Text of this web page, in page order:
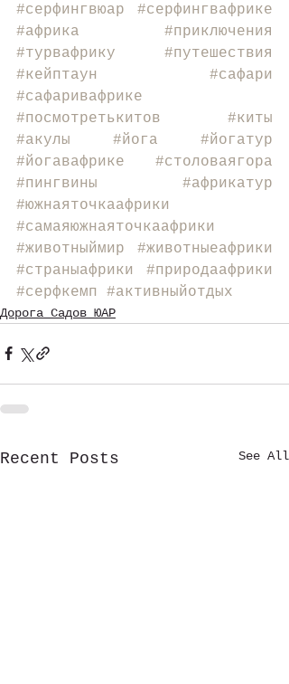
#серфингвюар
#серфингвафрике
#африка
#приключения
#турвафрику
#путешествия
#кейптаун
#сафари
#сафаривафрике
#посмотретькитов
#киты
#акулы
#йога
#йогатур
#йогавафрике
#столоваягора
#пингвины
#африкатур
#южнаяточкаафрики
#самаяюжнаяточкаафрики
#животныймир
#животныеафрики
#страныафрики
#природаафрики
#серфкемп
#активныйотдых
Дорога Садов ЮАР
Recent Posts See All